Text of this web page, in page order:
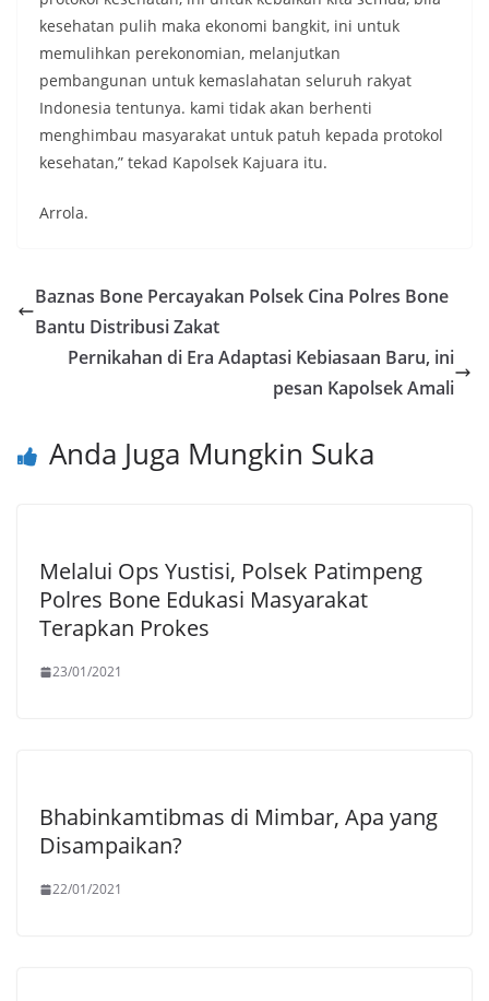
kesehatan pulih maka ekonomi bangkit, ini untuk
memulihkan perekonomian, melanjutkan
pembangunan untuk kemaslahatan seluruh rakyat
Indonesia tentunya. kami tidak akan berhenti
menghimbau masyarakat untuk patuh kepada protokol
kesehatan,” tekad Kapolsek Kajuara itu.
Arrola.
Baznas Bone Percayakan Polsek Cina Polres Bone
Bantu Distribusi Zakat
Pernikahan di Era Adaptasi Kebiasaan Baru, ini
pesan Kapolsek Amali
Anda Juga Mungkin Suka
Melalui Ops Yustisi, Polsek Patimpeng
Polres Bone Edukasi Masyarakat
Terapkan Prokes
23/01/2021
Bhabinkamtibmas di Mimbar, Apa yang
Disampaikan?
22/01/2021